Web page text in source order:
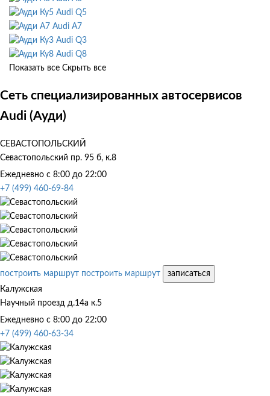
Audi Q5
Audi A7
Audi Q3
Audi Q8
Показать все Скрыть все
Сеть специализированных автосервисов
Audi (Ауди)
СЕВАСТОПОЛЬСКИЙ
Севастопольский пр. 95 б, к.8
Ежедневно с 8:00 до 22:00
+7 (499) 460-69-84
построить маршрут построить маршрут
записаться
Калужская
Научный проезд д.14а к.5
Ежедневно с 8:00 до 22:00
+7 (499) 460-63-34